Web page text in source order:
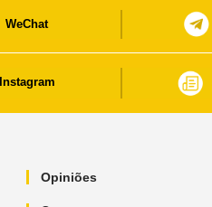
WeChat
Instagram
Opiniões